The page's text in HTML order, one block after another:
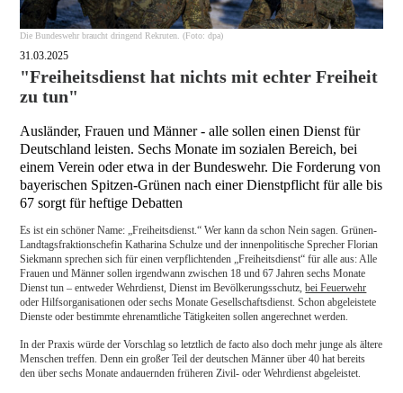
Die Bundeswehr braucht dringend Rekruten. (Foto: dpa)
31.03.2025
"Freiheitsdienst hat nichts mit echter Freiheit
zu tun"
Ausländer, Frauen und Männer - alle sollen einen Dienst für
Deutschland leisten. Sechs Monate im sozialen Bereich, bei
einem Verein oder etwa in der Bundeswehr. Die Forderung von
bayerischen Spitzen-Grünen nach einer Dienstpflicht für alle bis
67 sorgt für heftige Debatten
Es ist ein schöner Name: „Freiheitsdienst.“ Wer kann da schon Nein sagen. Grünen-
Landtagsfraktionschefin Katharina Schulze und der innenpolitische Sprecher Florian
Siekmann sprechen sich für einen verpflichtenden „Freiheitsdienst“ für alle aus: Alle
Frauen und Männer sollen irgendwann zwischen 18 und 67 Jahren sechs Monate
Dienst tun – entweder Wehrdienst, Dienst im Bevölkerungsschutz,bei Feuerwehr
oder Hilfsorganisationen oder sechs Monate Gesellschaftsdienst. Schon abgeleistete
Dienste oder bestimmte ehrenamtliche Tätigkeiten sollen angerechnet werden.
In der Praxis würde der Vorschlag so letztlich de facto also doch mehr junge als ältere
Menschen treffen. Denn ein großer Teil der deutschen Männer über 40 hat bereits
den über sechs Monate andauernden früheren Zivil- oder Wehrdienst abgeleistet.